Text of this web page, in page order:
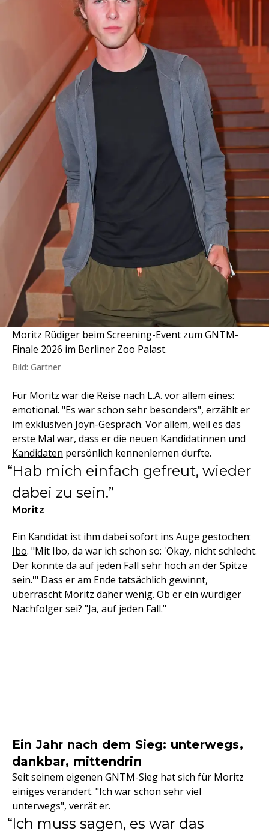
Moritz Rüdiger beim Screening-Event zum GNTM-
Finale 2026 im Berliner Zoo Palast.
Bild: Gartner
Für Moritz war die Reise nach L.A. vor allem eines:
emotional. "Es war schon sehr besonders", erzählt er
im exklusiven Joyn-Gespräch. Vor allem, weil es das
erste Mal war, dass er die neuen Kandidatinnen und
Kandidaten persönlich kennenlernen durfte.
Hab mich einfach gefreut, wieder
dabei zu sein.
Moritz
Ein Kandidat ist ihm dabei sofort ins Auge gestochen:
Ibo. "Mit Ibo, da war ich schon so: 'Okay, nicht schlecht.
Der könnte da auf jeden Fall sehr hoch an der Spitze
sein.'" Dass er am Ende tatsächlich gewinnt,
überrascht Moritz daher wenig. Ob er ein würdiger
Nachfolger sei? "Ja, auf jeden Fall."
Ein Jahr nach dem Sieg: unterwegs,
dankbar, mittendrin
Seit seinem eigenen GNTM-Sieg hat sich für Moritz
einiges verändert. "Ich war schon sehr viel
unterwegs", verrät er.
Ich muss sagen, es war das